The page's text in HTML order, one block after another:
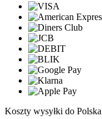
Koszty wysyłki do Polska